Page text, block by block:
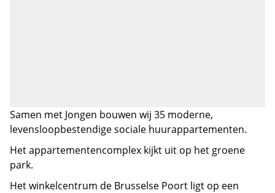
Samen met Jongen bouwen wij 35 moderne,
levensloopbestendige sociale huurappartementen.
Het appartementencomplex kijkt uit op het groene
park.
Het winkelcentrum de Brusselse Poort ligt op een